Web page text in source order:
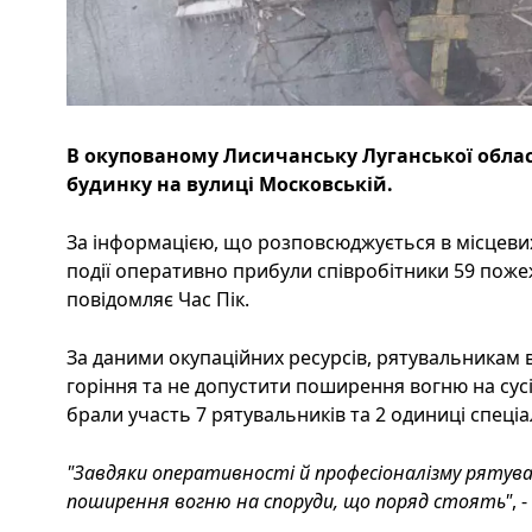
В окупованому Лисичанську Луганської
будинку на вулиці Московській.
За інформацією, що розповсюджується в
події оперативно прибули співробітники 59
повідомляє Час Пік.
За даними окупаційних ресурсів, рятувальникам
горіння та не допустити поширення вогню на
брали участь 7 рятувальників та 2 одиниці
"Завдяки оперативності й професіоналізму
поширення вогню на споруди, що поряд стоять",